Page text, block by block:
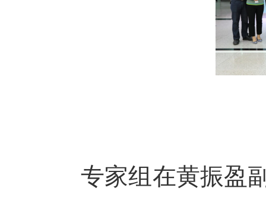
专家组在黄振盈